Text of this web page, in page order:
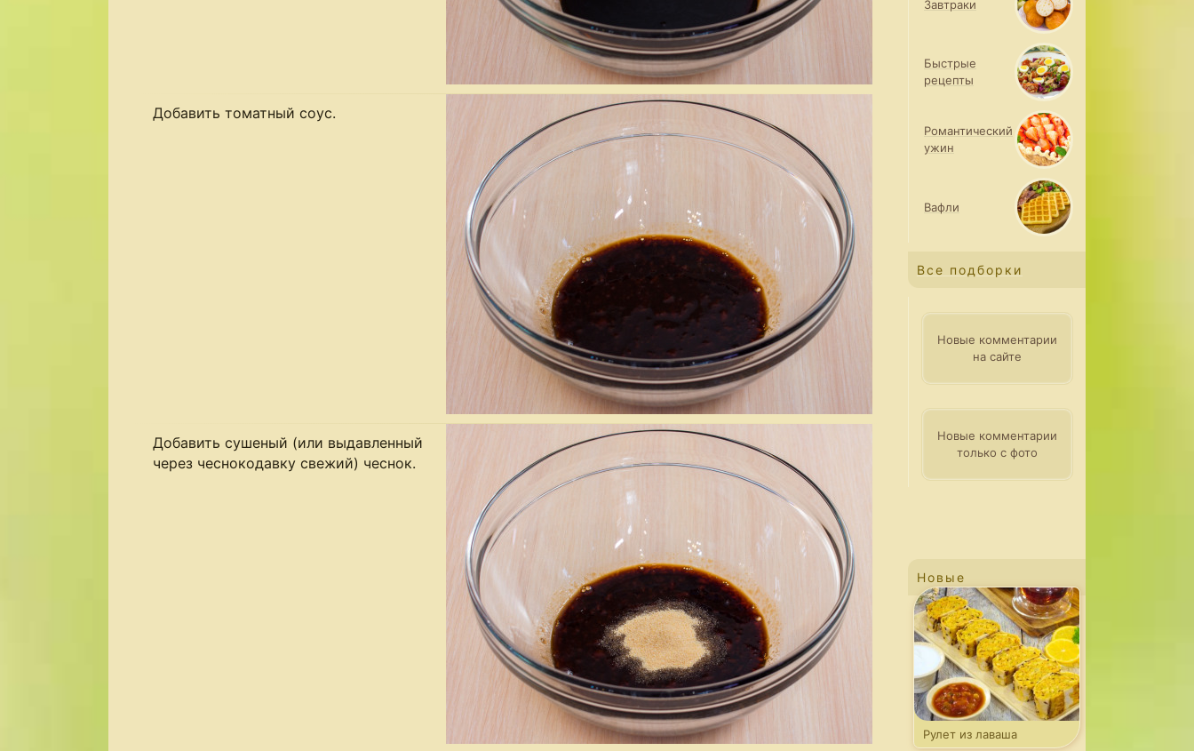
Добавить томатный соус.
Добавить сушеный (или выдавленный
через чеснокодавку свежий) чеснок.
Завтраки
Быстрые
рецепты
Романтический
ужин
Вафли
Все подборки
Новые комментарии
на сайте
Новые комментарии
только с фото
Новые
Рулет из лаваша